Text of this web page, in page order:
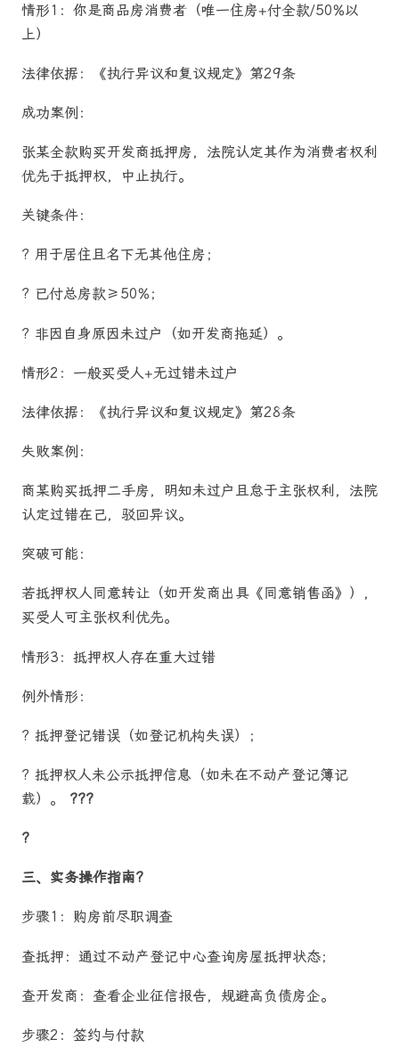
情形1：你是商品房消费者（唯一住房+付全款/50%以
上）
法律依据：《执行异议和复议规定》第29条
成功案例：
张某全款购买开发商抵押房，法院认定其作为消费者权利
优先于抵押权，中止执行。
关键条件：
? 用于居住且名下无其他住房；
? 已付总房款≥50%；
? 非因自身原因未过户（如开发商拖延）。
情形2：一般买受人+无过错未过户
法律依据：《执行异议和复议规定》第28条
失败案例：
商某购买抵押二手房，明知未过户且怠于主张权利，法院
认定过错在己，驳回异议。
突破可能：
若抵押权人同意转让（如开发商出具《同意销售函》），
买受人可主张权利优先。
情形3：抵押权人存在重大过错
例外情形：
? 抵押登记错误（如登记机构失误）；
? 抵押权人未公示抵押信息（如未在不动产登记簿记
载）。 ???
?
三、实务操作指南?
步骤1：购房前尽职调查
查抵押：通过不动产登记中心查询房屋抵押状态；
查开发商：查看企业征信报告，规避高负债房企。
步骤2：签约与付款